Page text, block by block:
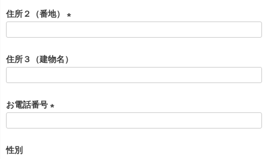
住所２（番地）
須
住所３（建物名）
お電話番号
性別